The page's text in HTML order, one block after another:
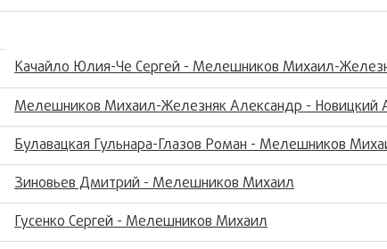
Качайло Юлия-Че Сергей - Мелешников Михаил-
Мелешников Михаил-Железняк Александр - Новицкий
Булавацкая Гульнара-Глазов Роман - Мелешников
Зиновьев Дмитрий - Мелешников Михаил
Гусенко Сергей - Мелешников Михаил